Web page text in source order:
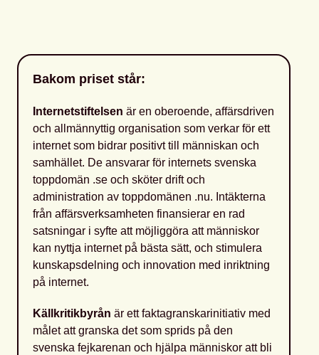
Bakom priset står:
Internetstiftelsen är en oberoende, affärsdriven
och allmännyttig organisation som verkar för ett
internet som bidrar positivt till människan och
samhället. De ansvarar för internets svenska
toppdomän .se och sköter drift och
administration av toppdomänen .nu. Intäkterna
från affärsverksamheten finansierar en rad
satsningar i syfte att möjliggöra att människor
kan nyttja internet på bästa sätt, och stimulera
kunskapsdelning och innovation med inriktning
på internet.
Källkritikbyrån är ett faktagranskarinitiativ med
målet att granska det som sprids på den
svenska fejkarenan och hjälpa människor att bli